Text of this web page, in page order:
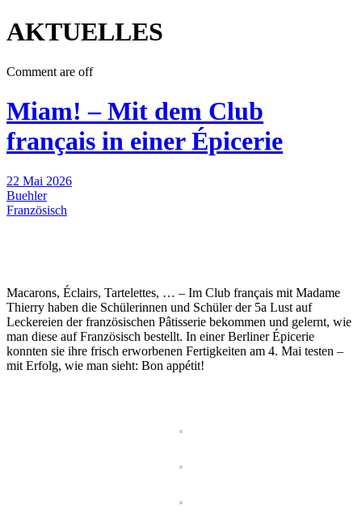
AKTUELLES
Comment are off
Miam! – Mit dem Club
français in einer Épicerie
22 Mai 2026
Buehler
Französisch
Macarons, Éclairs, Tartelettes, … – Im Club français mit Madame
Thierry haben die Schülerinnen und Schüler der 5a Lust auf
Leckereien der französischen Pâtisserie bekommen und gelernt, wie
man diese auf Französisch bestellt. In einer Berliner Épicerie
konnten sie ihre frisch erworbenen Fertigkeiten am 4. Mai testen –
mit Erfolg, wie man sieht: Bon appétit!